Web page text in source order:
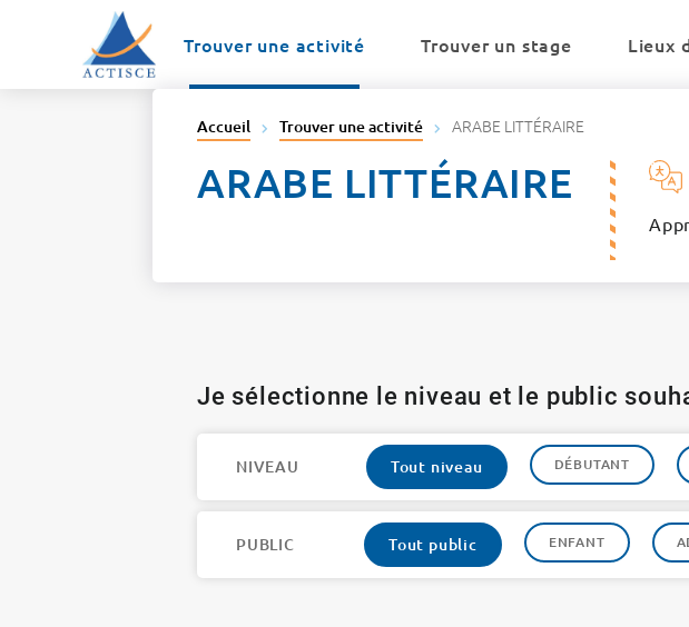
Trouver une activité
Trouver un stage Lieux
Accueil Trouver une activité ARABE LITTÉRAIRE
ARABE LITTÉRAIRE
Je sélectionne le niveau et le public
NIVEAU Tout niveau DÉBUTANT
PUBLIC Tout public ENFANT